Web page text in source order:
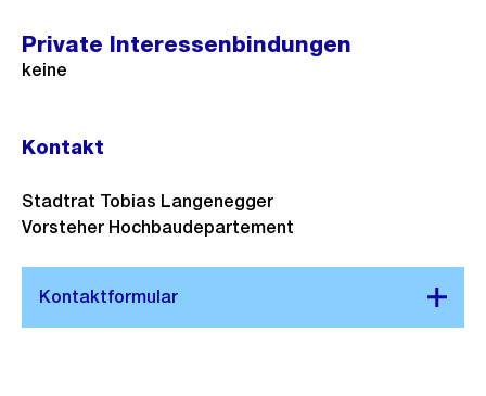
Private Interessenbindungen
keine
Kontakt
Stadtrat Tobias Langenegger
Vorsteher Hochbaudepartement